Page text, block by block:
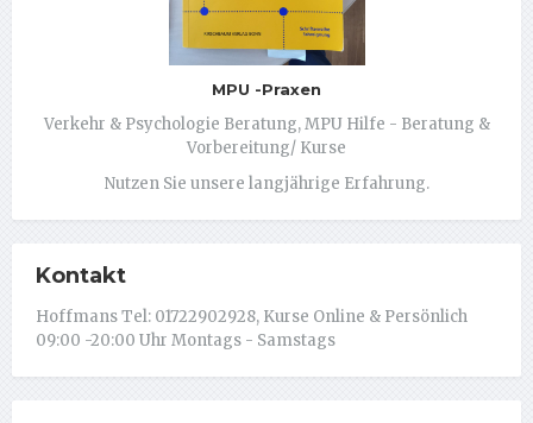
MPU -Praxen
Verkehr & Psychologie Beratung, MPU Hilfe - Beratung &
Vorbereitung/ Kurse
Nutzen Sie unsere langjährige Erfahrung.
Kontakt
Hoffmans Tel: 01722902928, Kurse Online & Persönlich
09:00 -20:00 Uhr Montags - Samstags